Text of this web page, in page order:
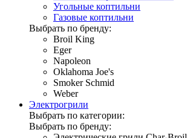
Угольные коптильни
Газовые коптильни
Выбрать по бренду:
Broil King
Eger
Napoleon
Oklahoma Joe's
Smoker Schmid
Weber
Электрогрили
Выбрать по категории:
Выбрать по бренду: